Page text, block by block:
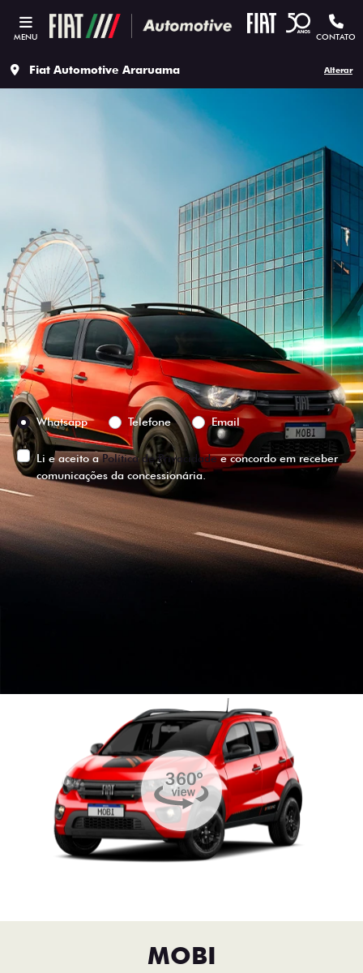
MENU CONTATO
Fiat Automotive Araruama Alterar
ESTOU INTERESSADO
Versão escolhida
Preferência de contato:
Whatsapp
Telefone Email
Li e aceito aPolítica de Privacidadee concordo em receber
comunicações da concessionária.
ENTRAR EM CONTATO
MOBI